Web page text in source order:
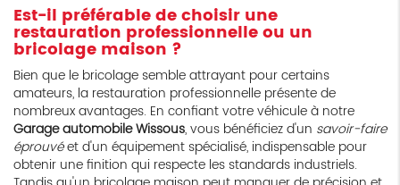
Est-il préférable de choisir une
restauration professionnelle ou un
bricolage maison ?
Bien que le bricolage semble attrayant pour certains
amateurs, la restauration professionnelle présente de
nombreux avantages. En confiant votre véhicule à notre
Garage automobile Wissous, vous bénéficiez d'un savoir-faire
éprouvéet d'un équipement spécialisé, indispensable pour
obtenir une finition qui respecte les standards industriels.